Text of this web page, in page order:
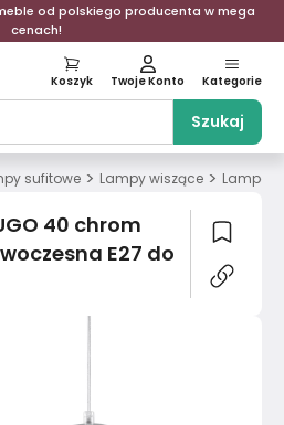
od polskiego producenta w mega
cenach!
Szukaj
Koszyk Twoje Konto Kategorie
sufitowe > Lampy wiszące > Lampa
40 chrom
E27 do